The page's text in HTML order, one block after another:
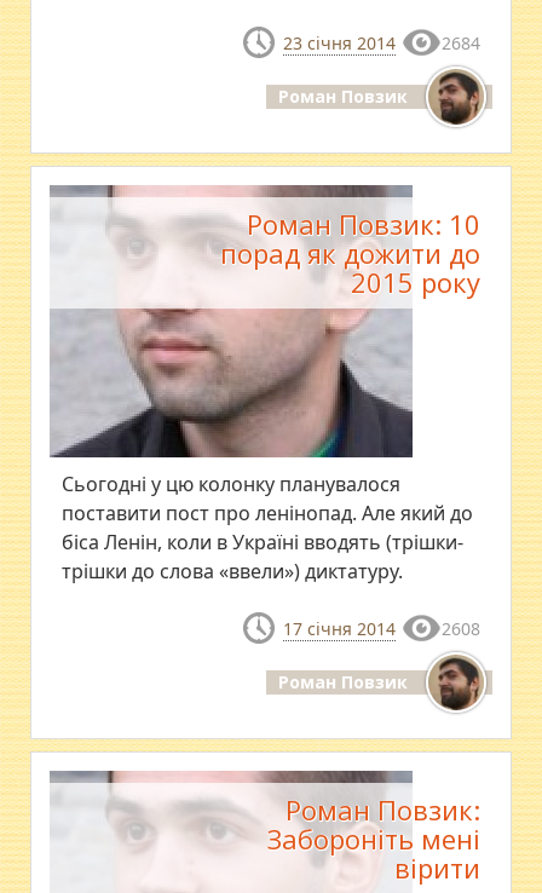
23 січня 2014 2684
Роман Повзик
Роман Повзик: 10
порад як дожити до
2015 року
Сьогодні у цю колонку планувалося
поставити пост про ленінопад. Але який до
біса Ленін, коли в Україні вводять (трішки-
трішки до слова «ввели») диктатуру.
17 січня 2014 2608
Роман Повзик
Роман Повзик:
Забороніть мені
вірити